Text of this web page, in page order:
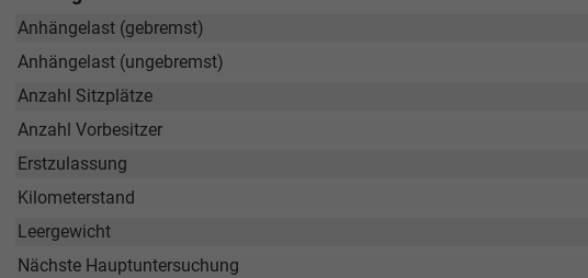
Anhängelast (gebremst)
Anhängelast (ungebremst)
Anzahl Sitzplätze
Anzahl Vorbesitzer
Erstzulassung
Kilometerstand
Leergewicht
Nächste Hauptuntersuchung
Tel. 04181/2176-24
schael@take-your-car.de